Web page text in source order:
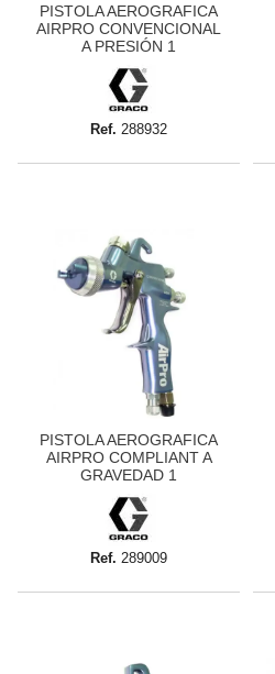
PISTOLA AEROGRAFICA
AIRPRO CONVENCIONAL
A PRESIÓN 1
Ref. 288932
PISTOLA AEROGRAFICA
AIRPRO COMPLIANT A
GRAVEDAD 1
Ref. 289009